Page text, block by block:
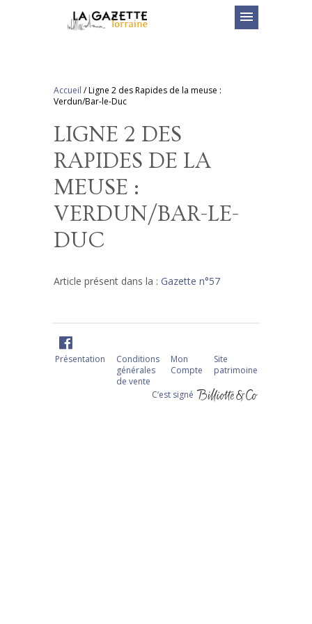
menu
Accueil /Ligne 2 des Rapides de la meuse :
Verdun/Bar-le-Duc
LIGNE 2 DES
RAPIDES DE LA
MEUSE :
VERDUN/BAR-LE-
DUC
Article présent dans la : Gazette n°57
Présentation
Conditions
générales
de vente
Mon
Compte
Site
patrimoine
C‘est signé